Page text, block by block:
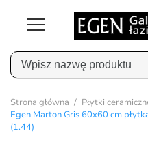
Strona główna Płytki
Egen Marton Gris 60x60 cm
(1.44)